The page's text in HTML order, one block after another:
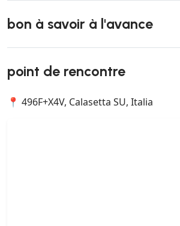
bon à savoir à l'avance
point de rencontre
📍 496F+X4V, Calasetta SU, Italia